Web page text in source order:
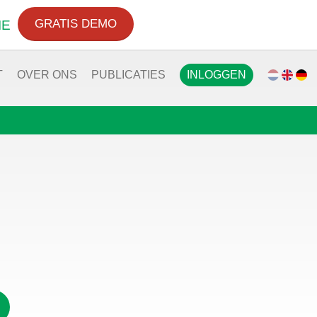
GRATIS DEMO
OVER ONS PUBLICATIES INLOGGEN